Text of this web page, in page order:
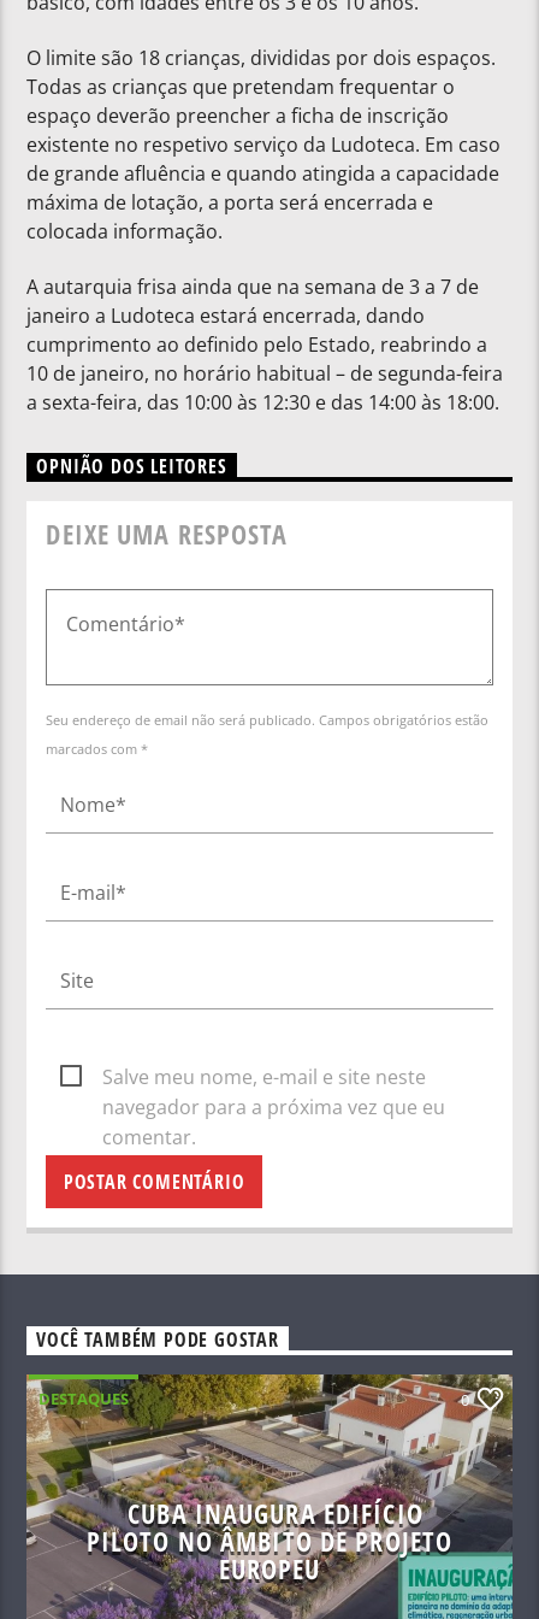
O limite são 18 crianças, divididas por dois espaços.
Todas as crianças que pretendam frequentar o
espaço deverão preencher a ficha de inscrição
existente no respetivo serviço da Ludoteca. Em caso
de grande afluência e quando atingida a capacidade
máxima de lotação, a porta será encerrada e
colocada informação.
A autarquia frisa ainda que na semana de 3 a 7 de
janeiro a Ludoteca estará encerrada, dando
cumprimento ao definido pelo Estado, reabrindo a
10 de janeiro, no horário habitual – de segunda-feira
a sexta-feira, das 10:00 às 12:30 e das 14:00 às 18:00.
OPNIÃO DOS LEITORES
DEIXE UMA RESPOSTA
Seu endereço de email não será publicado. Campos obrigatórios estão
marcados com *
Salve meu nome, e-mail e site neste
navegador para a próxima vez que eu
comentar.
VOCÊ TAMBÉM PODE GOSTAR
DESTAQUES 0
CUBA INAUGURA EDIFÍCIO
PILOTO NO ÂMBITO DE PROJETO
EUROPEU